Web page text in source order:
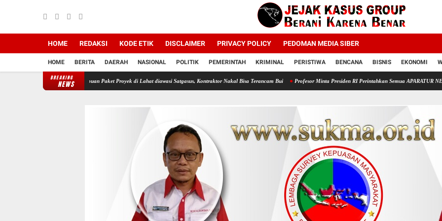
HOME REDAKSI KODE ETIK DISCLAIMER PRIVACY POLICY PEDOMAN MEDIA SIBER
HOME BERITA DAERAH NASIONAL POLITIK PEMERINTAH KRIMINAL PERISTIWA BENCANA BISNIS EKONOMI
BREAKING
NEWS
Ribuan Paket Proyek di Lahat diawasi Satgasus, Kontraktor Nakal Bisa Terancam Bui Profesor Minta Presiden RI Perintahkan Semua APARATUR NEGARA Di